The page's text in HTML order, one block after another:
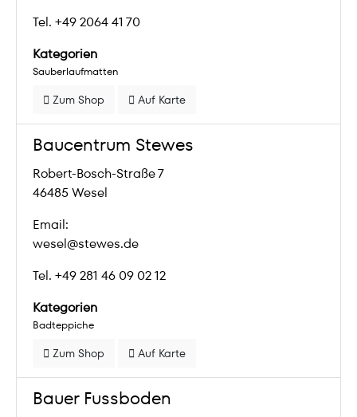
Tel. +49 2064 41 70
Kategorien
Sauberlaufmatten
Zum Shop Auf Karte
Baucentrum Stewes
Robert-Bosch-Straße 7
46485 Wesel
Email:
wesel@stewes.de
Tel. +49 281 46 09 02 12
Kategorien
Badteppiche
Zum Shop Auf Karte
Bauer Fussboden